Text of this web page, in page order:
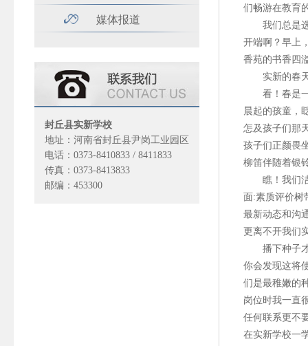
媒体报道
封丘县实新学校
地址：河南省封丘县尹岗工业园区
电话：0373-8410833 / 8411833
传真：0373-8413833
邮编：453300
们畅游在教育
我们总是选
开端啊？早上
香苑的书香四
实新的春天
看！春是一
晨起的孩童，
怎及孩子们那
孩子们正颜畏
柳笛伴随着银
瞧！我们洁
面:素质评价树
最新动态和沟
更离不开我们
播下种子才
你会发现这将
们是最稚嫩的
岗位时我一直
任何联系更不
在实新学校一